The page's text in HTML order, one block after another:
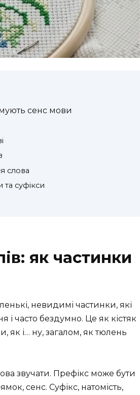
сенс мови
слова
суфікси
як частинки
невидимі частинки, які
часто бездумно. Це як кістяк
як і… ну, загалом, як тюлень
звучати. Префікс може бути
сенс. Суфікс, натомість,